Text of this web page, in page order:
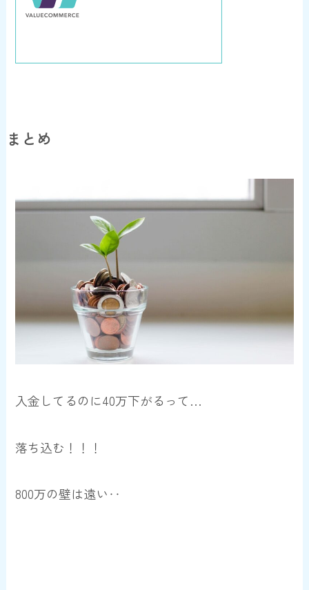
まとめ
入金してるのに40万下がるって…
落ち込む！！！
800万の壁は遠い‥